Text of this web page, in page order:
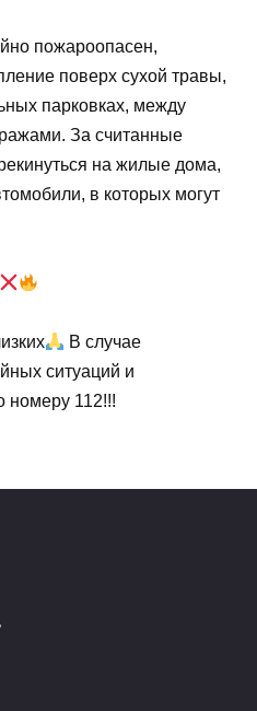
пожароопасен,
поверх сухой травы,
парковках, между
За считанные
на жилые дома,
в которых могут
В случае
ситуаций и
номеру 112!!!